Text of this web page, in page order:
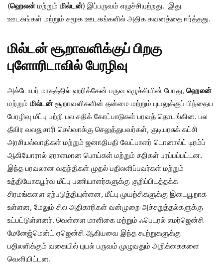
(ஹெலன் மற்றும் மில்டன்) இப்பருவம் எழுச்சியுற்றது. இது
ஊடகங்கள் மற்றும் சமூக ஊடகங்களில் அதிக கவனத்தை ஈர்த்தது.
மில்டன்சூறாவளிக்குப் பிறகு
புளோரிடாவில்பேரழிவு
அக்டோபர் மாதத்தில் ஹரிக்கேன் பருவ எழுச்சியின் போது, ​​ஹெலன்
மற்றும் மில்டன் சூறாவளிகளின் தன்மை மற்றும் புயலுக்குப் பிந்தைய
பேரழிவு மீட்பு பற்றி பல சதிக் கோட்பாடுகள் பரவத் தொடங்கின. பல
தீவிர வலதுசாரி செல்வாக்கு செலுத்துபவர்கள், குடியரசுக் கட்சி
அரசியல்வாதிகள் மற்றும் ஜனாதிபதி வேட்பாளர் டொனால்ட் டிரம்ப்
ஆகியோரால் ஏராளமான பொய்கள் மற்றும் சதிகள் பரப்பப்பட்டன.
இந்த பரவலான வதந்திகள் முதல் பதிலளிப்பவர்கள் மற்றும்
உத்தியோகபூர்வ மீட்பு பணியாளர்களுக்கு குறிப்பிடத்தக்க
சிரமங்களை ஏற்படுத்தியுள்ளன, மீட்பு முயற்சிகளுக்கு இடையூறாக
உள்ளன, மேலும் சில அதிகாரிகள் வன்முறை அச்சுறுத்தல்களுக்கு
உட்பட்டுள்ளனர். வெள்ளை மாளிகை மற்றும் ஃபெடரல் எமர்ஜென்சி
மேனேஜ்மென்ட் ஏஜென்சி ஆகியவை இந்த கூற்றுகளுக்கு
பதிலளிக்கும் வகையில் புயல் பருவம் முழுவதும் அறிக்கைகளை
வெளியிட்டன.